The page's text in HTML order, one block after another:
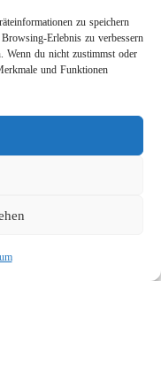
zu speichern
Erlebnis zu verbessern
Wenn du nicht zustimmst oder
und Funktionen